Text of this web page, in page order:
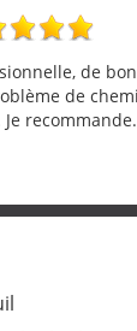
de
de
recommande.